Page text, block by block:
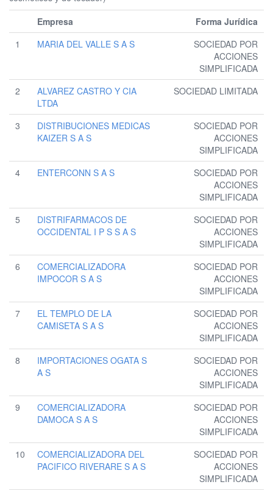
Empresa
Forma Jurídica
1
MARIA DEL VALLE S A S
SOCIEDAD POR
ACCIONES
SIMPLIFICADA
2
ALVAREZ CASTRO Y CIA
LTDA
SOCIEDAD LIMITADA
3
DISTRIBUCIONES MEDICAS
KAIZER S A S
SOCIEDAD POR
ACCIONES
SIMPLIFICADA
4
ENTERCONN S A S
SOCIEDAD POR
ACCIONES
SIMPLIFICADA
5
DISTRIFARMACOS DE
OCCIDENTAL I P S S A S
SOCIEDAD POR
ACCIONES
SIMPLIFICADA
6
COMERCIALIZADORA
IMPOCOR S A S
SOCIEDAD POR
ACCIONES
SIMPLIFICADA
7
EL TEMPLO DE LA
CAMISETA S A S
SOCIEDAD POR
ACCIONES
SIMPLIFICADA
8
IMPORTACIONES OGATA S
A S
SOCIEDAD POR
ACCIONES
SIMPLIFICADA
9
COMERCIALIZADORA
DAMOCA S A S
SOCIEDAD POR
ACCIONES
SIMPLIFICADA
10
COMERCIALIZADORA DEL
PACIFICO RIVERARE S A S
SOCIEDAD POR
ACCIONES
SIMPLIFICADA